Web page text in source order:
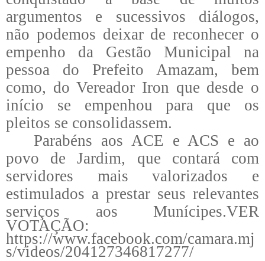
argumentos e sucessivos diálogos,
não podemos deixar de reconhecer o
empenho da Gestão Municipal na
pessoa do Prefeito Amazam, bem
como, do Vereador Iron que desde o
início se empenhou para que os
pleitos se consolidassem.
Parabéns aos ACE e ACS e ao
povo de Jardim, que contará com
servidores mais valorizados e
estimulados a prestar seus relevantes
serviços aos Munícipes.VER
VOTAÇÃO:
https://www.facebook.com/camara.mj
s/videos/204127346817277/